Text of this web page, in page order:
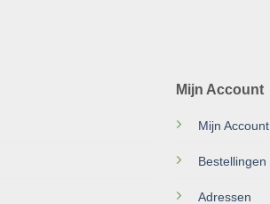
Mijn Account
Mijn Account
Bestellingen
Adressen